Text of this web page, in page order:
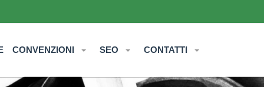
CONVENZIONI SEO CONTATTI